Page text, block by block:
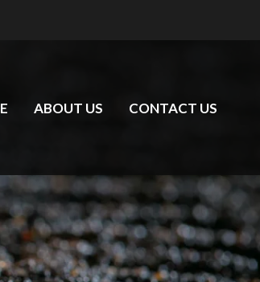
ABOUT US CONTACT US